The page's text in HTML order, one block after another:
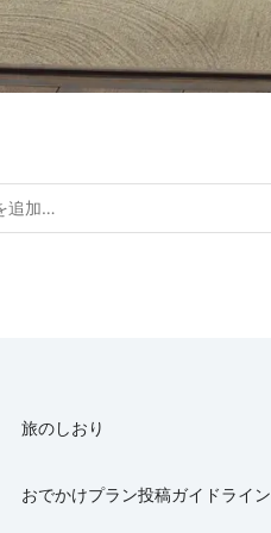
旅のしおり
おでかけプラン投稿ガイドライン